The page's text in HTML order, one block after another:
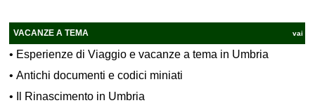
VACANZE A TEMA vai
• Esperienze di Viaggio e vacanze a tema in Umbria
•Antichi documenti e codici miniati
•
Il Rinascimento in Umbria